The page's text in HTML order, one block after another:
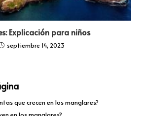
Explicación para niños
septiembre 14, 2023
que crecen en los manglares?